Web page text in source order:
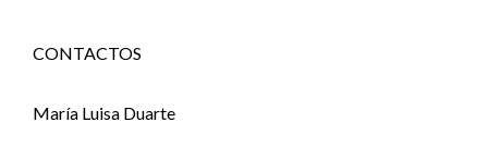
CONTACTOS
María Luisa Duarte